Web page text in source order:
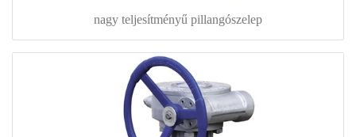
nagy teljesítményű pillangószelep